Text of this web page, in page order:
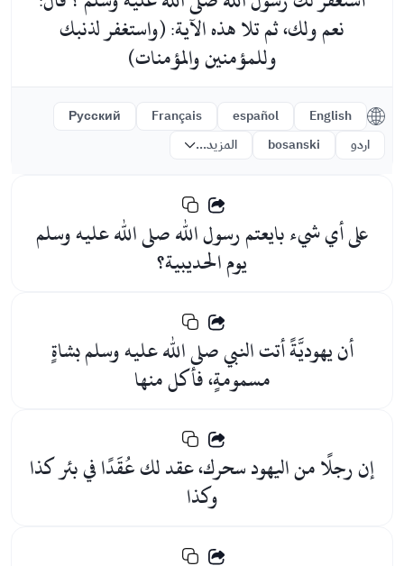
نعم ولك، ثم تلا هذه الآية: (واستغفر لذنبك
وللمؤمنين والمؤمنات)
English
español
Français
Русский
اردو
bosanski المزيد...
على أي شيء بايعتم رسول الله صلى الله عليه وسلم
يوم الحديبية؟
أن يهوديَّةً أتت النبي صلى الله عليه وسلم بشاةٍ
مسمومةٍ، فأكل منها
إن رجلًا من اليهود سحرك، عقد لك عُقَدًا في بئر كذا
وكذا